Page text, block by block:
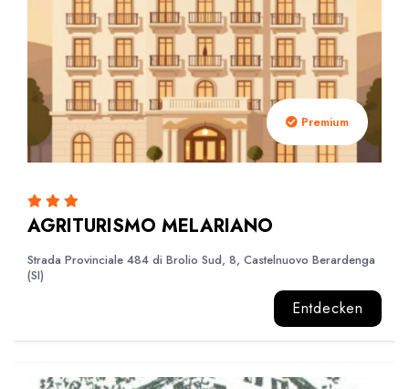
Premium
AGRITURISMO MELARIANO
Strada Provinciale 484 di Brolio Sud, 8, Castelnuovo Berardenga
(SI)
Entdecken